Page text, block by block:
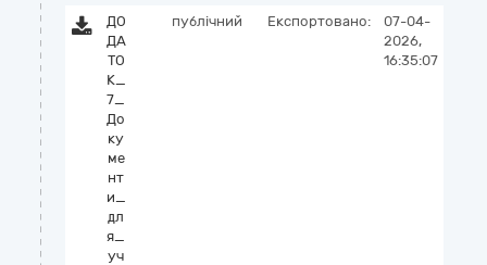
ДО
ДА
ТО
К_
7_
До
ку
ме
нт
и_
дл
я_
уч
публічний Експортовано:
07-04-
2026,
16:35:07